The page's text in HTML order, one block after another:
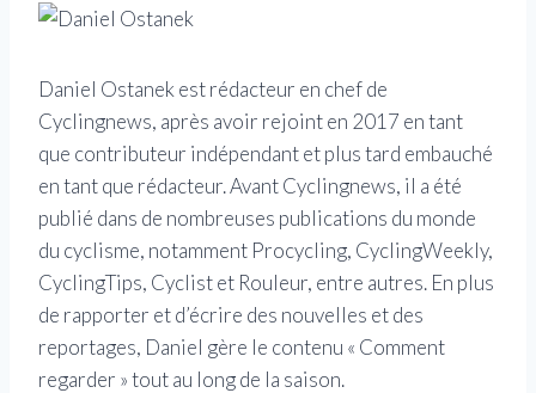
Daniel Ostanek est rédacteur en chef de
Cyclingnews, après avoir rejoint en 2017 en tant
que contributeur indépendant et plus tard embauché
en tant que rédacteur. Avant Cyclingnews, il a été
publié dans de nombreuses publications du monde
du cyclisme, notamment Procycling, CyclingWeekly,
CyclingTips, Cyclist et Rouleur, entre autres. En plus
de rapporter et d’écrire des nouvelles et des
reportages, Daniel gère le contenu « Comment
regarder » tout au long de la saison.